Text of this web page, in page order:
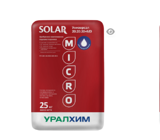
имеет
несколько
вариантов.
Опции
можно
выбрать
на
странице